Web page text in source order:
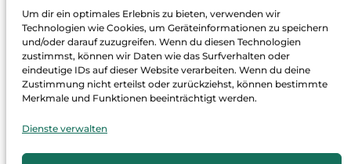
Um dir ein optimales Erlebnis zu bieten, verwenden wir
Technologien wie Cookies, um Geräteinformationen zu speichern
und/oder darauf zuzugreifen. Wenn du diesen Technologien
zustimmst, können wir Daten wie das Surfverhalten oder
eindeutige IDs auf dieser Website verarbeiten. Wenn du deine
Zustimmung nicht erteilst oder zurückziehst, können bestimmte
Merkmale und Funktionen beeinträchtigt werden.
Dienste verwalten
Projekte
Jobs
Spenden
Netzwerk